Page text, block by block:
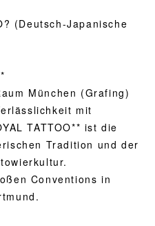
(Deutsch-Japanische
München (Grafing)
mit
TATTOO** ist die
Tradition und der
Conventions in